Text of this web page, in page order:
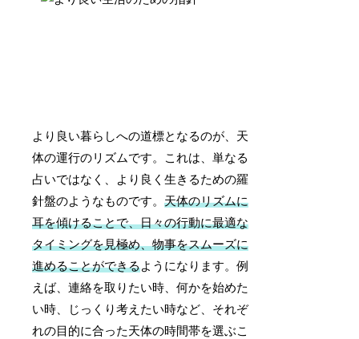
より良い暮らしへの道標となるのが、天
体の運行のリズムです。これは、単なる
占いではなく、より良く生きるための羅
針盤のようなものです。天体のリズムに
耳を傾けることで、日々の行動に最適な
タイミングを見極め、物事をスムーズに
進めることができるようになります。例
えば、連絡を取りたい時、何かを始めた
い時、じっくり考えたい時など、それぞ
れの目的に合った天体の時間帯を選ぶこ